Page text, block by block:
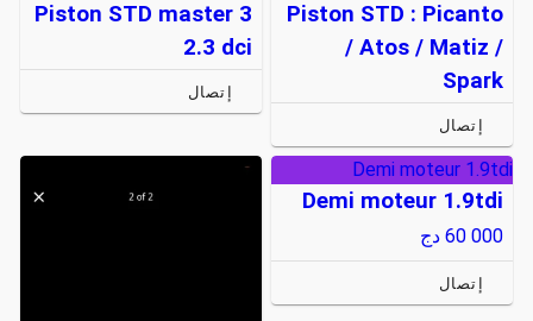
Piston STD : Picanto
/ Atos / Matiz /
Spark
إتصال
Piston STD master 3
2.3 dci
إتصال
Demi moteur 1.9tdi
Demi moteur 1.9tdi
60 000 دج
إتصال